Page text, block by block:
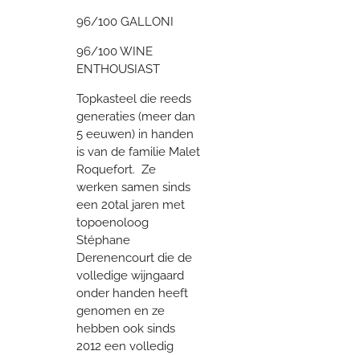
96/100 GALLONI
96/100 WINE
ENTHOUSIAST
Topkasteel die reeds
generaties (meer dan
5 eeuwen) in handen
is van de familie Malet
Roquefort. Ze
werken samen sinds
een 20tal jaren met
topoenoloog
Stéphane
Derenencourt die de
volledige wijngaard
onder handen heeft
genomen en ze
hebben ook sinds
2012 een volledig